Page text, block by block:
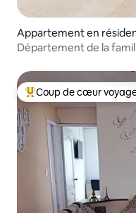
Appartement en
Département de la
Coups de cœur
Coup de cœur